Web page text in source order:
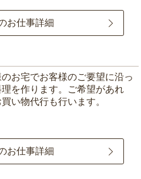
お仕事詳細
お宅でお客様のご要望に沿っ
理を作ります。ご希望があれ
い物代行も行います。
お仕事詳細